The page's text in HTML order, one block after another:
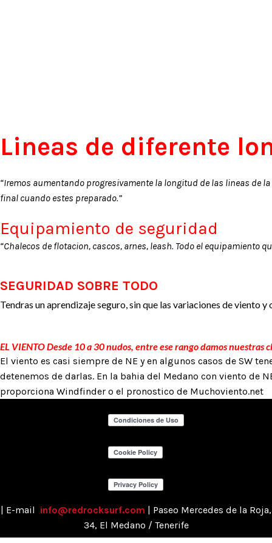
Lineas de diferente
“Iremos aumentando progresivamente la longitud de las lineas de
final cuando estes preparado.”
Equipamiento de seguridad
“Chalecos de flotacion, cascos, arnes, leash. Todo el equipamiento
SEGURIDAD SOBRE TODO
Tendras un aprendizaje seguro, sin que las variaciones de viento
EL VIENTO Desde 10 a 30 nudos, entre ese rango damos nuestras
El viento es casi siempre de NE y en algunos casos de SW
detenemos de darlas. En la bahia del Medano con viento de
proporciona Windfinder o el pronostico de Muchoviento.net
| E-mail info@redrocksurf.com | Paseo Mercedes de la Roja,
34, El Medano / Tenerife